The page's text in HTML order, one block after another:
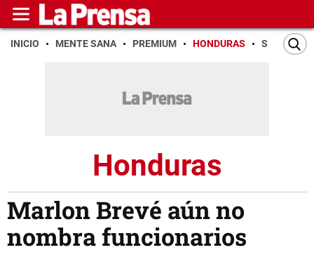
INICIO MENTE SANA PREMIUM HONDURAS SAN PEDRO
Honduras
Marlon Brevé aún no
nombra funcionarios